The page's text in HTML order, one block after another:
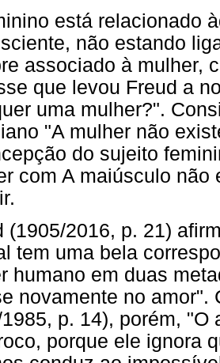
está relacionado
não estando
associado à mulher,
que levou Freud a
uma mulher?".
"A mulher não
do sujeito
com A maiúsculo
(1905/2016, p. 21)
tem uma bela
humano em duas
novamente no amor".
p. 14), porém,
porque ele ignora